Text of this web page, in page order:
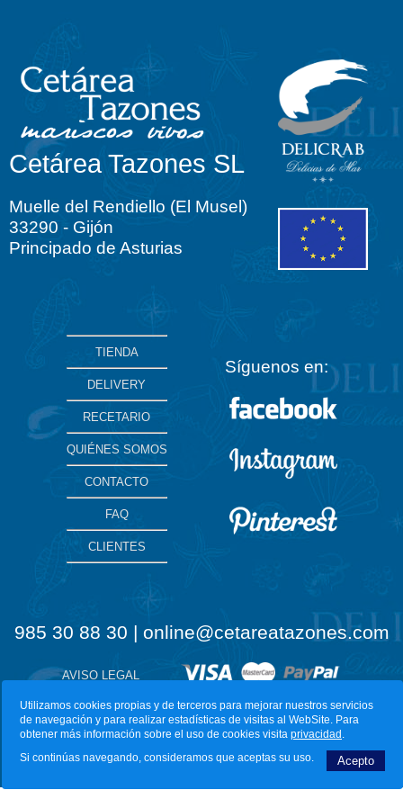
Cetárea Tazones SL
Muelle del Rendiello (El Musel)
33290 - Gijón
Principado de Asturias
TIENDA
DELIVERY
RECETARIO
QUIÉNES SOMOS
CONTACTO
FAQ
CLIENTES
Síguenos en:
985 30 88 30 | online@cetareatazones.com
AVISO LEGAL
Diseño Web: LuarcaCom
Utilizamos cookies propias y de terceros para mejorar nuestros servicios
de navegación y para realizar estadísticas de visitas al WebSite. Para
obtener más información sobre el uso de cookies visita privacidad .
Si continúas navegando, consideramos que aceptas su uso.
Acepto